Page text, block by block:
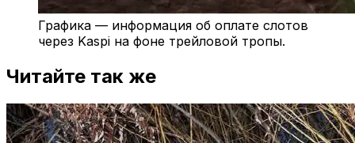
Графика — информация об оплате слотов
через Kaspi на фоне трейловой тропы.
Читайте так же